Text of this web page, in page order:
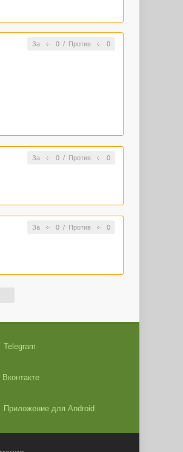
За 0/ Против 0
За 0/ Против 0
За 0/ Против 0
Telegram
Вконтакте
Приложение для Android